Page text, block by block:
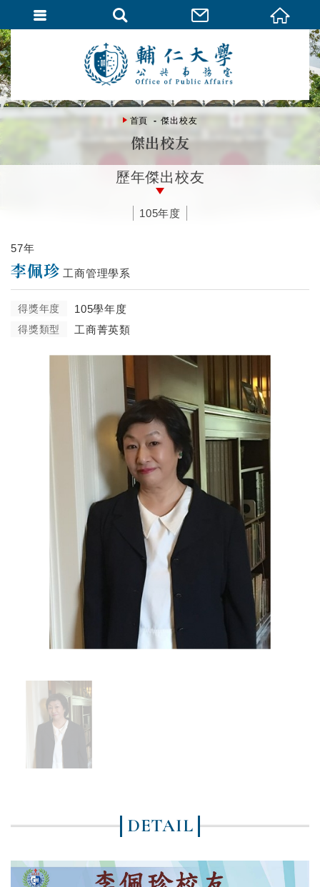
首頁 傑出校友
傑出校友
歷年傑出校友
105年度
57年
李佩珍 工商管理學系
得獎年度 105學年度
得獎類型 工商菁英類
DETAIL